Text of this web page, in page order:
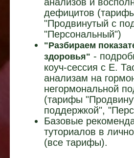
дефицитов
"Продвинутый с
"Персональный")
"Разбираем
здоровья" -
коуч-сессия c Е.
анализам на
негормональной
(тарифы
поддержкой",
Базовые
туториалов в
(все тарифы).